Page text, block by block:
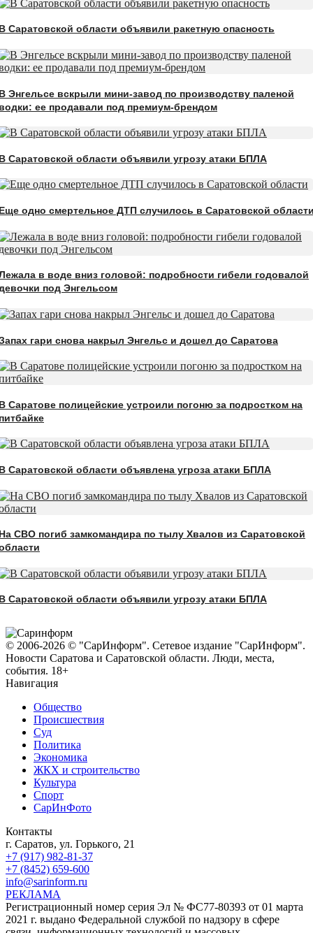
Саратовской области объявили ракетную опасность
Энгельсе вскрыли мини-завод по производству паленой
ее продавали под премиум-брендом
Саратовской области объявили угрозу атаки БПЛА
одно смертельное ДТП случилось в Саратовской
в воде вниз головой: подробности гибели годовалой
под Энгельсом
гари снова накрыл Энгельс и дошел до Саратова
Саратове полицейские устроили погоню за подростком на
Саратовской области объявлена угроза атаки БПЛА
СВО погиб замкомандира по тылу Хвалов из Саратовской
Саратовской области объявили угрозу атаки БПЛА
© 2006-2026 © "СарИнформ". Сетевое издание "СарИнформ".
Новости Саратова и Саратовской области. Люди, места,
события. 18+
Навигация
Общество
Происшествия
Суд
Политика
Экономика
ЖКХ и строительство
Культура
Спорт
СарИнФото
Контакты
г. Саратов, ул. Горького, 21
+7 (917) 982-81-37
+7 (8452) 659-600
info@sarinform.ru
РЕКЛАМА
Регистрационный номер серия Эл № ФС77-80393 от 01 марта
2021 г. выдано Федеральной службой по надзору в сфере